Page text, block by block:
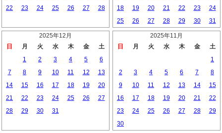
22
23 24 25 26 27 28
18
19 20 21 22 23
24
25
26 27 28 29 30 31
2025年12月
日
月 火 水 木 金
土
1
2 3 4 5
6
7
8 9 10 11 12
13
14
15 16 17 18 19
20
21
22 23 24 25 26
27
28
29 30 31
2025年11月
日
月 火 水 木 金
土
1
2
3 4 5 6 7
8
9
10 11 12 13 14
15
16
17 18 19 20 21
22
23
24 25 26 27 28
29
30